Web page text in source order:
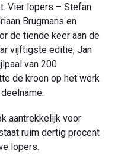
Vier lopers – Stefan
Brugmans en
de tiende keer aan de
vijftigste editie, Jan
van 200
de kroon op het werk
aantrekkelijk voor
ruim dertig procent
lopers.